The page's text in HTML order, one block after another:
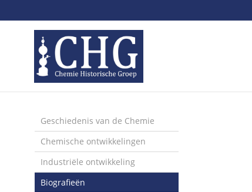
links
Spring
naar
de
inhoud
naar
het
menu
Geschiedenis van de Chemie
Chemische ontwikkelingen
Industriële ontwikkeling
Biografieën